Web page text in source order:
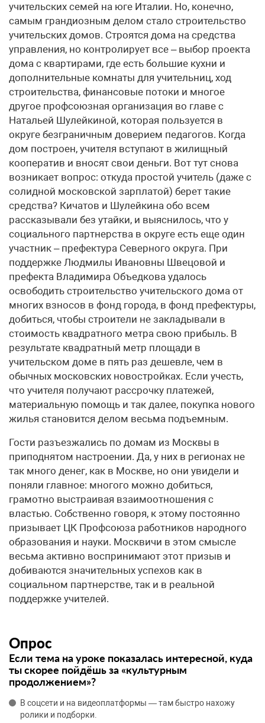
учительских семей на юге Италии. Но, конечно,
самым грандиозным делом стало строительство
учительских домов. Строятся дома на средства
управления, но контролирует все – выбор проекта
дома с квартирами, где есть большие кухни и
дополнительные комнаты для учительниц, ход
строительства, финансовые потоки и многое
другое профсоюзная организация во главе с
Натальей Шулейкиной, которая пользуется в
округе безграничным доверием педагогов. Когда
дом построен, учителя вступают в жилищный
кооператив и вносят свои деньги. Вот тут снова
возникает вопрос: откуда простой учитель (даже с
солидной московской зарплатой) берет такие
средства? Кичатов и Шулейкина обо всем
рассказывали без утайки, и выяснилось, что у
социального партнерства в округе есть еще один
участник – префектура Северного округа. При
поддержке Людмилы Ивановны Швецовой и
префекта Владимира Объедкова удалось
освободить строительство учительского дома от
многих взносов в фонд города, в фонд префектуры,
добиться, чтобы строители не закладывали в
стоимость квадратного метра свою прибыль. В
результате квадратный метр площади в
учительском доме в пять раз дешевле, чем в
обычных московских новостройках. Если учесть,
что учителя получают рассрочку платежей,
материальную помощь и так далее, покупка нового
жилья становится делом весьма подъемным.
Гости разъезжались по домам из Москвы в
приподнятом настроении. Да, у них в регионах не
так много денег, как в Москве, но они увидели и
поняли главное: многого можно добиться,
грамотно выстраивая взаимоотношения с
властью. Собственно говоря, к этому постоянно
призывает ЦК Профсоюза работников народного
образования и науки. Москвичи в этом смысле
весьма активно воспринимают этот призыв и
добиваются значительных успехов как в
социальном партнерстве, так и в реальной
поддержке учителей.
Опрос
Если тема на уроке показалась интересной, куда
ты скорее пойдёшь за «культурным
продолжением»?
В соцсети и на видеоплатформы — там быстро нахожу
ролики и подборки.